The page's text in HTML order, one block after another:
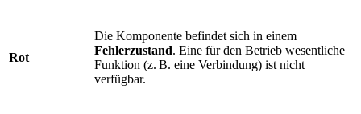
Rot
Die Komponente befindet sich in einem
Fehlerzustand. Eine für den Betrieb wesentliche
Funktion (z. B. eine Verbindung) ist nicht
verfügbar.